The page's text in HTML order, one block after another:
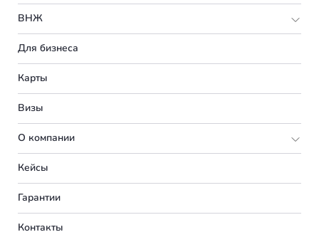
Европа
Мальта
Болгария
Германия
Америка
ВНЖ
Европа
Италия
Испания
Сербия
Для бизнеса
Карты
Визы
О компании
Подбор программы
Вакансии
О нас
Вебинары
Кейсы
Гарантии
Контакты